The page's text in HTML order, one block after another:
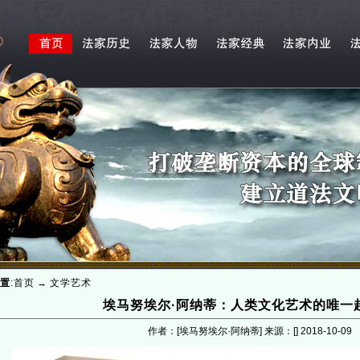
:首页 → 文学艺术
埃马努埃尔·阿纳蒂：人类文化艺术的唯一
作者：[埃马努埃尔·阿纳蒂] 来源：[] 2018-10-09